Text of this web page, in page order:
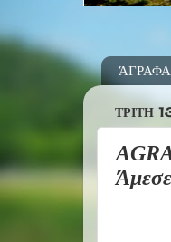
ΆΓΡΑΦΑ
ΤΡΊΤΗ